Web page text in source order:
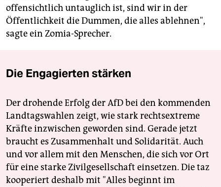
offensichtlich untauglich ist, sind wir in der
Öffentlichkeit die Dummen, die alles ablehnen",
sagte ein Zomia-Sprecher.
Die Engagierten stärken
Der drohende Erfolg der AfD bei den kommenden
Landtagswahlen zeigt, wie stark rechtsextreme
Kräfte inzwischen geworden sind. Gerade jetzt
braucht es Zusammenhalt und Solidarität. Auch
und vor allem mit den Menschen, die sich vor Ort
für eine starke Zivilgesellschaft einsetzen. Die taz
kooperiert deshalb mit "Alles beginnt im